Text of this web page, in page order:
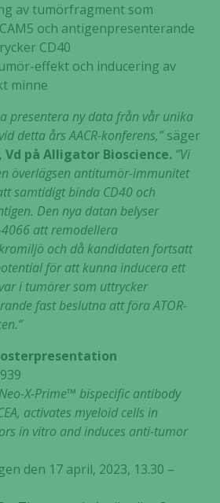
av tumörfragment som
och antigenpresenterande
CD40
effekt och inducering av
minne
presentera ny data från vår unika
detta års AACR-konferens,”säger
på Alligator Bioscience. ”Vi
överlägsen antitumör-immunitet
samtidigt binda CD40 och
Den nya datan belyser
att remodellera
och då kandidaten fortsatt
för att kunna inducera ett
i tumörer som uttrycker
fast beslutna att föra ATOR-
X-Prime™ bispecific antibody
activates myeloid cells in
in vitro and induces anti-tumor
den 17 april, 2023, 13.30 –